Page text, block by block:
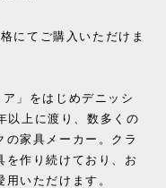
にてご購入いただけま
」をはじめデニッシ
以上に渡り、数多くの
家具メーカー。クラ
を作り続けており、お
いただけます。